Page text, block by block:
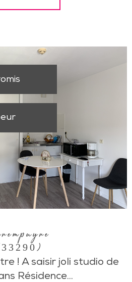
! A saisir joli studio de
Résidence...